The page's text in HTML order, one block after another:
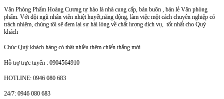
Văn Phòng Phẩm Hoàng Cương tự hào là nhà cung cấp, bán buôn , bán lẻ Văn phòng
phẩm. Với đội ngũ nhân viên nhiệt huyết,năng động, làm việc một cách chuyên nghiệp có
trách nhiệm, chúng tôi sẽ đem lại sự hài lòng về chất lượng dịch vụ, tốt nhất cho Quý
khách
Chúc Quý khách hàng có thật nhiều thêm chiến thắng mới
Hỗ trợ trực tuyến : 0904564910
HOTLINE: 0946 080 683
24/7: 0946 080 683